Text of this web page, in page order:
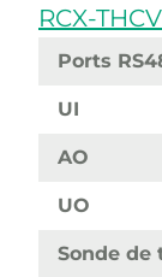
RCX-
Ports
UI
AO
UO
Sonde de